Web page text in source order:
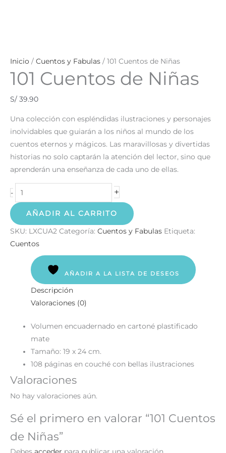
Inicio / Cuentos y Fabulas / 101 Cuentos de Niñas
101 Cuentos de Niñas
S/ 39.90
Una colección con espléndidas ilustraciones y personajes
inolvidables que guiarán a los niños al mundo de los
cuentos eternos y mágicos. Las maravillosas y divertidas
historias no solo captarán la atención del lector, sino que
aprenderán una enseñanza de cada uno de ellas.
- +
AÑADIR AL CARRITO
SKU: LXCUA2 Categoría: Cuentos y Fabulas Etiqueta:
Cuentos
AÑADIR A LA LISTA DE DESEOS
Descripción
Valoraciones (0)
Volumen encuadernado en cartoné plastificado
mate
Tamaño: 19 x 24 cm.
108 páginas en couché con bellas ilustraciones
Valoraciones
No hay valoraciones aún.
Sé el primero en valorar “101 Cuentos
de Niñas”